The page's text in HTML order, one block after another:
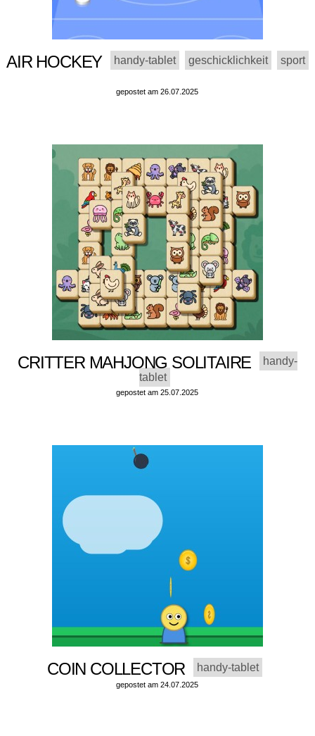
AIR HOCKEY handy-tablet geschicklichkeit sport
gepostet am 26.07.2025
CRITTER MAHJONG SOLITAIRE
handy-
tablet
gepostet am 25.07.2025
COIN COLLECTOR handy-tablet
gepostet am 24.07.2025